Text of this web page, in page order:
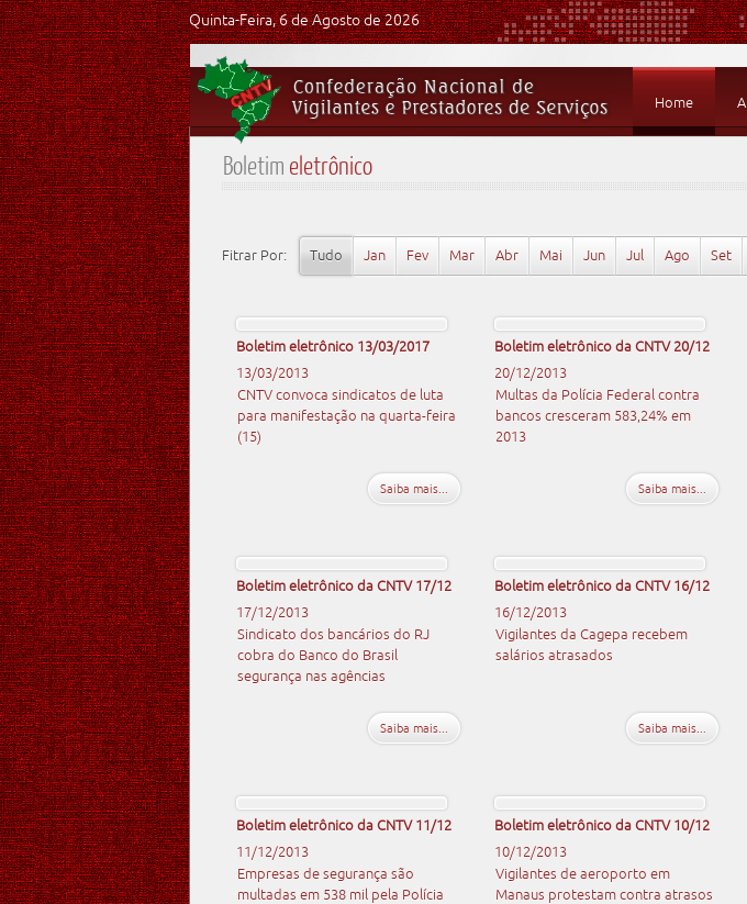
Quinta-Feira, 6 de Agosto de 2026
Home
Boletim eletrônico
Fitrar Por: Tudo Jan Fev Mar Abr Mai Jun Jul Ago Set
Boletim eletrônico 13/03/2017
13/03/2013
CNTV convoca sindicatos de luta
para manifestação na quarta-feira
(15)
Saiba mais...
Boletim eletrônico da CNTV 20/12
20/12/2013
Multas da Polícia Federal contra
bancos cresceram 583,24% em
2013
Saiba mais...
Boletim eletrônico da CNTV 17/12
17/12/2013
Sindicato dos bancários do RJ
cobra do Banco do Brasil
segurança nas agências
Saiba mais...
Boletim eletrônico da CNTV 16/12
16/12/2013
Vigilantes da Cagepa recebem
salários atrasados
Saiba mais...
Boletim eletrônico da CNTV 11/12
11/12/2013
Empresas de segurança são
multadas em 538 mil pela Polícia
Boletim eletrônico da CNTV 10/12
10/12/2013
Vigilantes de aeroporto em
Manaus protestam contra atrasos